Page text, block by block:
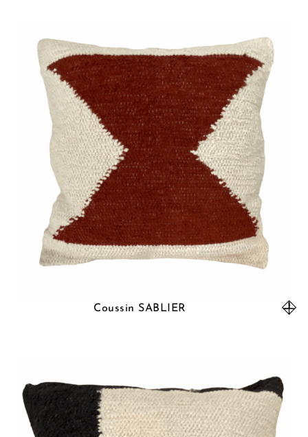
Coussin SABLIER